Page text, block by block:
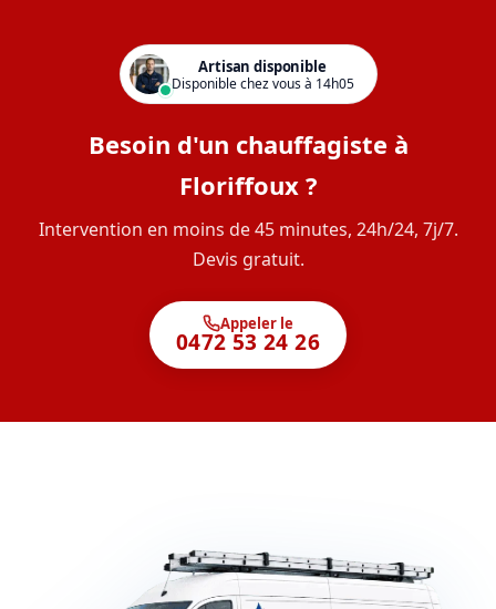
Artisan disponible
Disponible chez vous à 14h05
Besoin d'un chauffagiste à
Floriffoux ?
Intervention en moins de 45 minutes, 24h/24, 7j/7.
Devis gratuit.
Appeler le
0472 53 24 26